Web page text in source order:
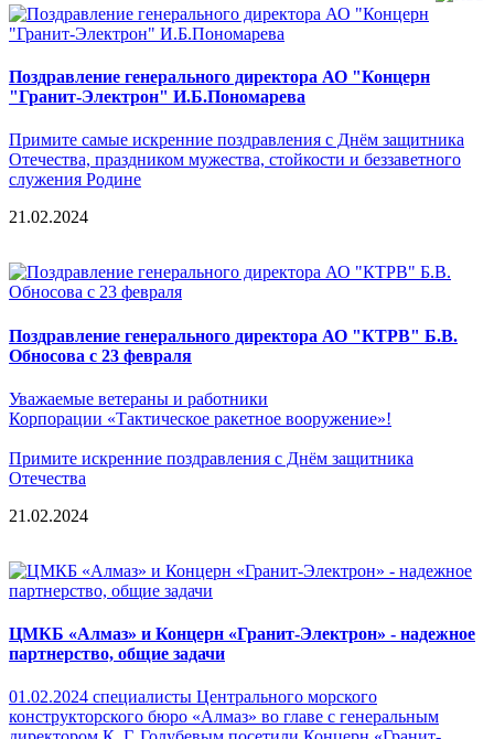
Поздравление генерального директора АО "Концерн
"Гранит-Электрон" И.Б.Пономарева
Примите самые искренние поздравления с Днём защитника
Отечества, праздником мужества, стойкости и беззаветного
служения Родине
21.02.2024
Поздравление генерального директора АО "КТРВ" Б.В.
Обносова с 23 февраля
Уважаемые ветераны и работники
Корпорации «Тактическое ракетное вооружение»!
Примите искренние поздравления с Днём защитника
Отечества
21.02.2024
ЦМКБ «Алмаз» и Концерн «Гранит-Электрон» - надежное
партнерство, общие задачи
01.02.2024 специалисты Центрального морского
конструкторского бюро «Алмаз» во главе с генеральным